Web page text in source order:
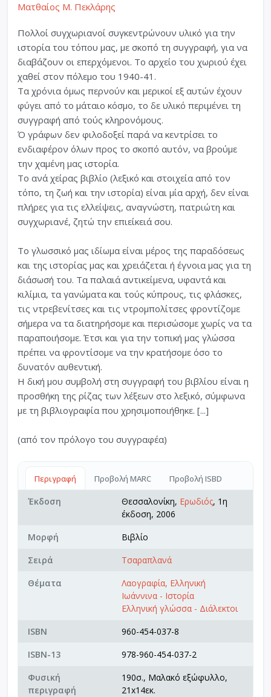
Ματθαίος Μ. Πεκλάρης
Πολλοί συγχωριανοί συγκεντρώνουν υλικό για την
ιστορία του τόπου μας, με σκοπό τη συγγραφή, για να
διαβάζουν οι επερχόμενοι. Το αρχείο του χωριού έχει
χαθεί στον πόλεμο του 1940-41.
Τα χρόνια όμως περνούν και μερικοί εξ αυτών έχουν
φύγει από το μάταιο κόσμο, το δε υλικό περιμένει τη
συγγραφή από τούς κληρονόμους.
Ό γράφων δεν φιλοδοξεί παρά να κεντρίσει το
ενδιαφέρον όλων προς το σκοπό αυτόν, να βρούμε
την χαμένη μας ιστορία.
Το ανά χείρας βιβλίο (λεξικό και στοιχεία από τον
τόπο, τη ζωή και την ιστορία) είναι μία αρχή, δεν είναι
πλήρες για τις ελλείψεις, αναγνώστη, πατριώτη και
συγχωριανέ, ζητώ την επιείκειά σου.
Το γλωσσικό μας ιδίωμα είναι μέρος της παραδόσεως
και της ιστορίας μας και χρειάζεται ή έγνοια μας για τη
διάσωσή του. Τα παλαιά αντικείμενα, υφαντά και
κιλίμια, τα γανώματα και τούς κύπρους, τις φλάσκες,
τις ντρεβενίτσες και τις ντρομπολίτσες φροντίζομε
σήμερα να τα διατηρήσομε και περισώσομε χωρίς να τα
παραποιήσομε. Έτσι και για την τοπική μας γλώσσα
πρέπει να φροντίσομε να την κρατήσομε όσο το
δυνατόν αυθεντική.
Η δική μου συμβολή στη συγγραφή του βιβλίου είναι η
προσθήκη της ρίζας των λέξεων στο λεξικό, σύμφωνα
με τη βιβλιογραφία που χρησιμοποιήθηκε. [...]
(από τον πρόλογο του συγγραφέα)
Περιγραφή Προβολή MARC Προβολή ISBD
Έκδοση Θεσσαλονίκη, Ερωδιός, 1η
έκδοση, 2006
Μορφή
Βιβλίο
Σειρά
Τσαραπλανά
Θέματα
Λαογραφία, Ελληνική
Ιωάννινα - Ιστορία
Ελληνική γλώσσα - Διάλεκτοι
ISBN
960-454-037-8
ISBN-13
978-960-454-037-2
Φυσική
περιγραφή
190σ., Μαλακό εξώφυλλο,
21x14εκ.